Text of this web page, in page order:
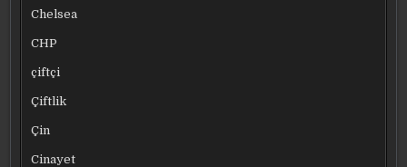
Chelsea
CHP
çiftçi
Çiftlik
Çin
Cinayet